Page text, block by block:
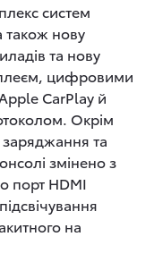
систем
також нову
та нову
цифровими
CarPlay й
Окрім
та
змінено з
порт HDMI
на